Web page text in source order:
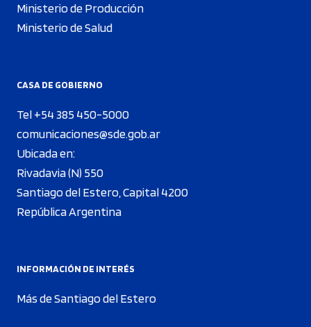
Ministerio de Producción
Ministerio de Salud
CASA DE GOBIERNO
Tel +54 385 450-5000
comunicaciones@sde.gob.ar
Ubicada en:
Rivadavia (N) 550
Santiago del Estero, Capital 4200
República Argentina
INFORMACIÓN DE INTERÉS
Más de Santiago del Estero